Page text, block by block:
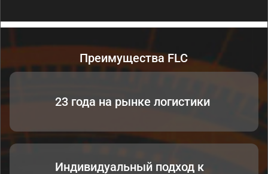
Преимущества FLC
23 года на рынке логистики
Индивидуальный подход к